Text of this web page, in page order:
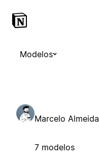
Modelos
Marcelo Almeida
7 modelos